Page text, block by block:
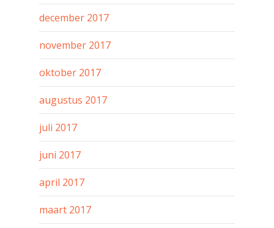
december 2017
november 2017
oktober 2017
augustus 2017
juli 2017
juni 2017
april 2017
maart 2017